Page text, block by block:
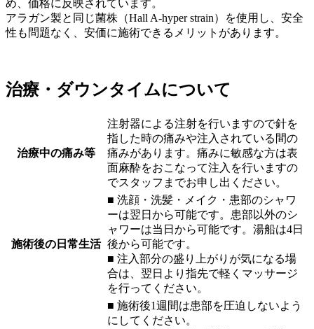
め、価格に反映されています。
アラガン製と同じ菌株（Hall A-hyper strain）を使用し、安全
性も問題なく、安価に施術できるメリットがあります。
治療・ダウンタイムについて
治療中の痛み等
注射器による注射を行いますので針を
指した時の痛みや注入されている間の
痛みがあります。痛みに敏感な方は表
面麻酔をおこなって注入を行いますの
でスタッフまでお申し出ください。
施術後の日常生活
■ 洗顔・洗髪・メイク・患部のシャワ
ーは翌日から可能です。患部以外のシ
ャワーは当日から可能です。湯船は4日
後から可能です。
■ 注入部分の盛り上がりが気になる場
合は、翌日より指先で軽くマッサージ
を行ってください。
■ 施術後1週間は患部を圧迫しないよう
にしてください。